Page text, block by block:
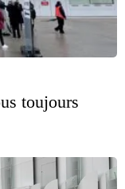
toujours